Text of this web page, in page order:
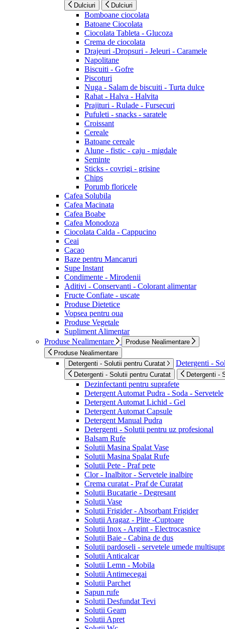
Dulciuri Dulciuri
Bomboane ciocolata
Batoane Ciocolata
Ciocolata Tableta - Glucoza
Crema de ciocolata
Drajeuri -Dropsuri - Jeleuri - Caramele
Napolitane
Biscuiti - Gofre
Piscoturi
Nuga - Salam de biscuiti - Turta dulce
Rahat - Halva - Halvita
Prajituri - Rulade - Fursecuri
Pufuleti - snacks - saratele
Croissant
Cereale
Batoane cereale
Alune - fistic - caju - migdale
Seminte
Sticks - covrigi - grisine
Chips
Porumb floricele
Cafea Solubila
Cafea Macinata
Cafea Boabe
Cafea Monodoza
Ciocolata Calda - Cappucino
Ceai
Cacao
Baze pentru Mancaruri
Supe Instant
Condimente - Mirodenii
Aditivi - Conservanti - Colorant alimentar
Fructe Confiate - uscate
Produse Dietetice
Vopsea pentru oua
Produse Vegetale
Supliment Alimentar
Produse Nealimentare
Produse Nealimentare
Produse Nealimentare
Detergenti - Solutii pentru Curatat
Detergenti -
Detergenti - Solutii pentru Curatat Detergenti -
Dezinfectanti pentru suprafete
Detergent Automat Pudra - Soda - Servetele
Detergent Automat Lichid - Gel
Detergent Automat Capsule
Detergent Manual Pudra
Detergenti - Solutii pentru uz profesional
Balsam Rufe
Solutii Masina Spalat Vase
Solutii Masina Spalat Rufe
Solutii Pete - Praf pete
Clor - Inalbitor - Servetele inalbire
Crema curatat - Praf de Curatat
Solutii Bucatarie - Degresant
Solutii Vase
Solutii Frigider - Absorbant Frigider
Solutii Aragaz - Plite -Cuptoare
Solutii Inox - Argint - Electrocasnice
Solutii Baie - Cabina de dus
Solutii pardoseli - servetele umede
Solutii Anticalcar
Solutii Lemn - Mobila
Solutii Antimecegai
Solutii Parchet
Sapun rufe
Solutii Desfundat Tevi
Solutii Geam
Solutii Apret